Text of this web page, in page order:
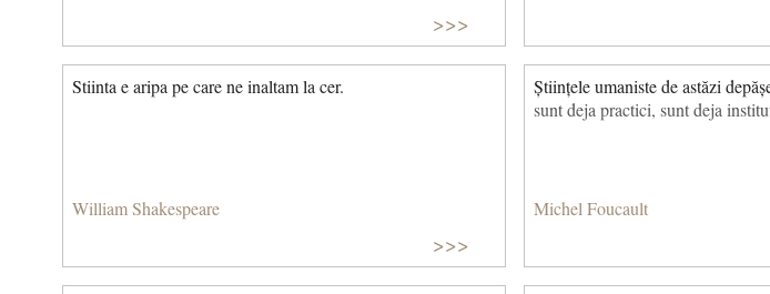
>>>
Stiinta e aripa pe care ne inaltam la cer.
William Shakespeare
>>>
Științele umaniste de astăzi
sunt deja practici, sunt deja
Michel Foucault